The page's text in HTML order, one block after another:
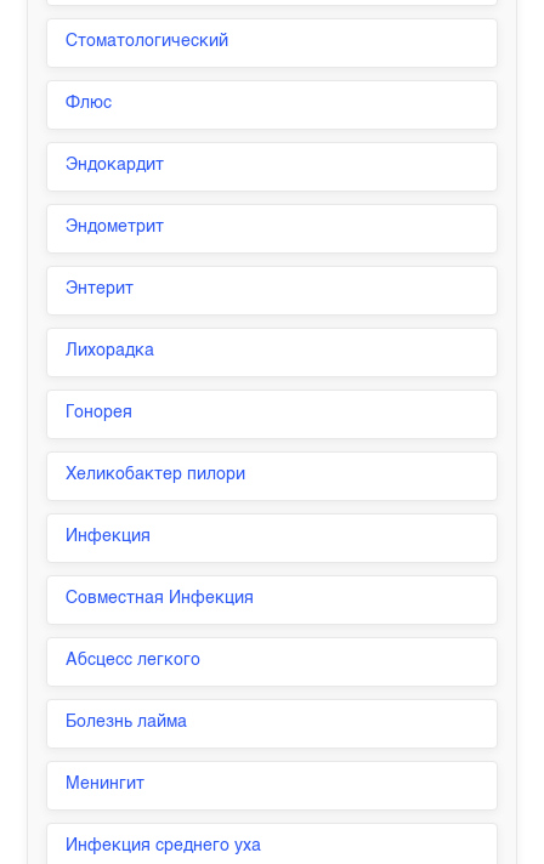
Стоматологический
Флюс
Эндокардит
Эндометрит
Энтерит
Лихорадка
Гонорея
Хеликобактер пилори
Инфекция
Совместная Инфекция
Абсцесс легкого
Болезнь лайма
Менингит
Инфекция среднего уха